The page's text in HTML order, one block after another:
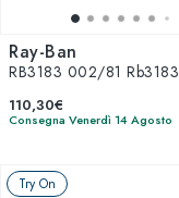
Ray-Ban
RB3183 002/81 Rb3183
110,30€
Consegna Venerdì 14 Agosto
Try On